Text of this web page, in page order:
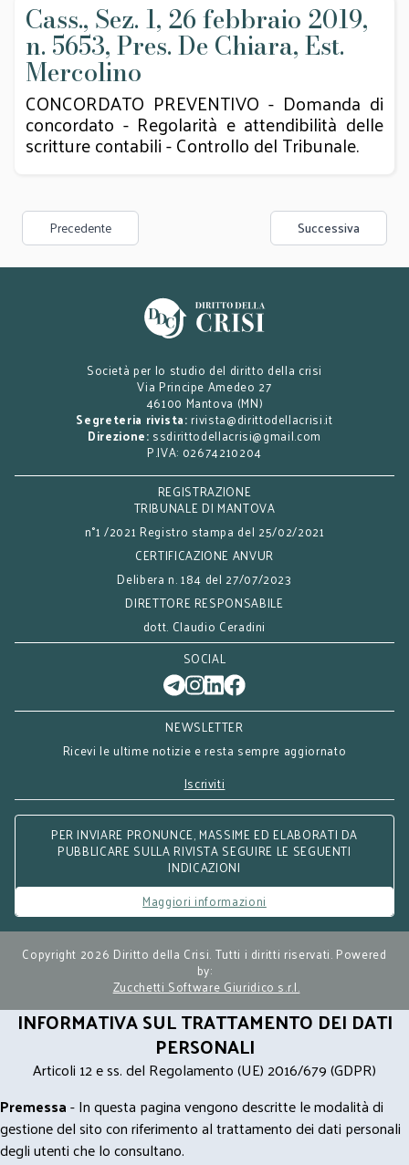
Cass., Sez. 1, 26 febbraio 2019,
n. 5653, Pres. De Chiara, Est.
Mercolino
CONCORDATO PREVENTIVO - Domanda di
concordato - Regolarità e attendibilità delle
scritture contabili - Controllo del Tribunale.
Precedente Successiva
Società per lo studio del diritto della crisi
Via Principe Amedeo 27
46100 Mantova (MN)
Segreteria rivista: rivista@dirittodellacrisi.it
Direzione: ssdirittodellacrisi@gmail.com
P.IVA: 02674210204
REGISTRAZIONE
TRIBUNALE DI MANTOVA
n°1 /2021 Registro stampa del 25/02/2021
CERTIFICAZIONE ANVUR
Delibera n. 184 del 27/07/2023
DIRETTORE RESPONSABILE
dott. Claudio Ceradini
SOCIAL
NEWSLETTER
Ricevi le ultime notizie e resta sempre aggiornato
Iscriviti
PER INVIARE PRONUNCE, MASSIME ED ELABORATI DA
PUBBLICARE SULLA RIVISTA SEGUIRE LE SEGUENTI
INDICAZIONI
Maggiori informazioni
Copyright 2026 Diritto della Crisi. Tutti i diritti riservati. Powered
by:
Zucchetti Software Giuridico s.r.l.
INFORMATIVA SUL TRATTAMENTO DEI DATI
PERSONALI
Articoli 12 e ss. del Regolamento (UE) 2016/679 (GDPR)
Premessa- In questa pagina vengono descritte le modalità di
gestione del sito con riferimento al trattamento dei dati personali
degli utenti che lo consultano.